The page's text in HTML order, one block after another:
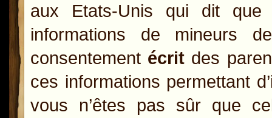
aux Etats-Unis qui dit que
informations de mineurs
consentement écrit des
ces informations permettant
vous n’êtes pas sûr que